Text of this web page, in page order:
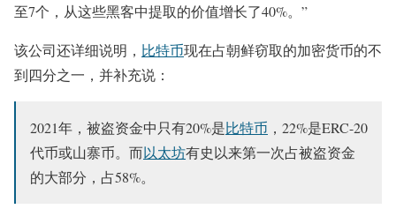
至7个，从这些黑客中提取的价值增长了40%。”
该公司还详细说明， 比特币现在占朝鲜窃取的加密货币的不
到四分之一，并补充说：
2021年，被盗资金中只有20%是比特币 ，22%是ERC-20
代币或山寨币。而以太坊有史以来第一次占被盗资金
的大部分，占58%。